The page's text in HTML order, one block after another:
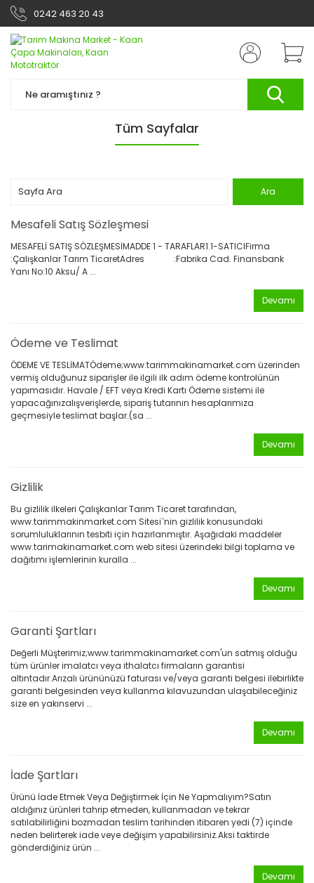
0242 463 20 43
Tüm Sayfalar
Mesafeli Satış Sözleşmesi
MESAFELİ SATIŞ SÖZLEŞMESİMADDE 1 - TARAFLAR1.1-SATICIFirma
:Çalışkanlar Tarım TicaretAdres :Fabrika Cad. Finansbank
Yanı No:10 Aksu/ A ...
Devamı
Ödeme ve Teslimat
ÖDEME VE TESLİMATÖdeme;www.tarimmakinamarket.com üzerinden
vermiş olduğunuz siparişler ile ilgili ilk adım ödeme kontrolünün
yapımasıdır. Havale / EFT veya Kredi Kartı Ödeme sistemi ile
yapacağınızalışverişlerde, sipariş tutarının hesaplarımıza
geçmesiyle teslimat başlar.(sa ...
Devamı
Gizlilik
Bu gizlilik ilkeleri Çalışkanlar Tarım Ticaret tarafından,
www.tarimmakinmarket.com Sitesi`nin gizlilik konusundaki
sorumluluklarının tesbiti için hazırlanmıştır. Aşağıdaki maddeler
www.tarimakinamarket.com web sitesi üzerindeki bilgi toplama ve
dağıtımı işlemlerinin kuralla ...
Devamı
Garanti Şartları
Değerli Müşterimiz;www.tarimmakinamarket.com'un satmış olduğu
tüm ürünler imalatcı veya ithalatcı firmaların garantisi
altıntadır.Arızalı ürününüzü faturası ve/veya garanti belgesi ilebirlikte
garanti belgesinden veya kullanma kılavuzundan ulaşabileceğiniz
size en yakınservi ...
Devamı
İade Şartları
Ürünü İade Etmek Veya Değiştirmek İçin Ne Yapmalıyım?Satın
aldığınız ürünleri tahrip etmeden, kullanmadan ve tekrar
satılabilirliğini bozmadan teslim tarihinden itibaren yedi (7) içinde
neden belirterek iade veye değişim yapabilirsiniz.Aksi taktirde
gönderdiğiniz ürün ...
Devamı